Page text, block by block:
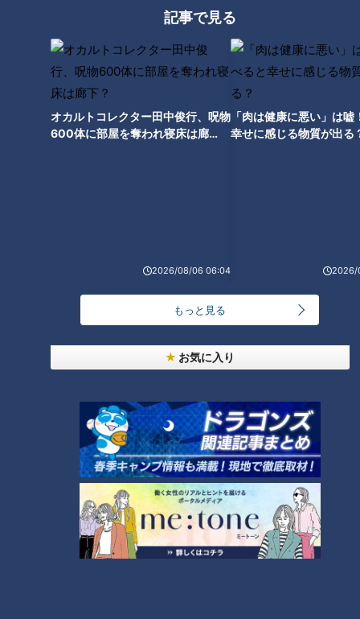
記事で見る
オカルトコレクター田中俊行、呪物
600体に部屋を奪われ寝床は廊
2026/08/06 06:04
「肉は健康に悪い」は嘘
幸せに感じる物質が出る
2026/
もっと見る
お気に入り
菜の甘酢漬け』にしたり、『白菜のクリーム煮』にしたり。ホ
ワイトソースを作って合わせる」
「鍋はもちろん、中華にも使う。『白菜たっぷり八宝菜』と
か。本当に便利な野菜」